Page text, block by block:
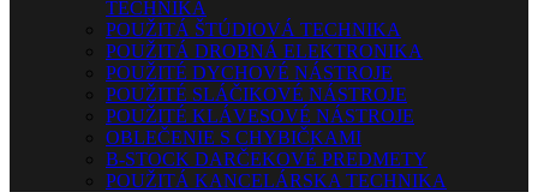
TECHNIKA
POUŽITÁ ŠTÚDIOVÁ TECHNIKA
POUŽITÁ DROBNÁ ELEKTRONIKA
POUŽITÉ DYCHOVÉ NÁSTROJE
POUŽITÉ SLÁČIKOVÉ NÁSTROJE
POUŽITÉ KLÁVESOVÉ NÁSTROJE
OBLEČENIE S CHYBIČKAMI
B-STOCK DARČEKOVÉ PREDMETY
POUŽITÁ KANCELÁRSKA TECHNIKA